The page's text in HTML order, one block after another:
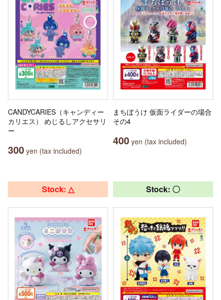
CANDYCARIES（キャンディー
カリエス） めじるしアクセサリ
ー
300 yen (tax included)
まちぼうけ 仮面ライダーの場合
その4
400 yen (tax included)
Stock: △ Stock: 〇